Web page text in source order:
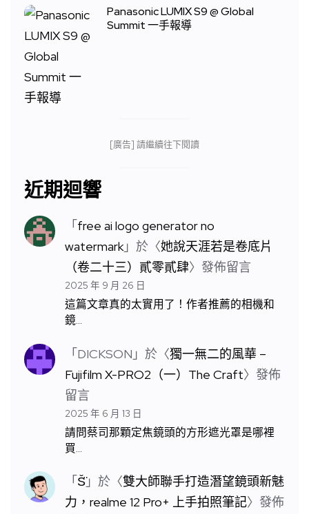
Panasonic LUMIX S9 @ Global
Summit 一手報導
[廣告] 請繼續往下閱讀
近期迴響
「free ai logo generator no
watermark」於〈她說天涯若是卷底片
（卷二十三）貳零貳肆〉發佈留言
2025 年 9 月 26 日
這篇文章真的太實用了！作者推薦的相機和
鏡…
「DICKSON 」於〈獨一無二的風華 –
Fujifilm X-PRO2（一）The Craft〉發佈
留言
2025 年 6 月 13 日
請問蔡司那顆定焦鏡頭的方形遮光罩是哪裡
買…
「S̆̈」於〈雙大師聯手打造潛望鏡頭新魅
力，realme 12 Pro+ 上手拍照筆記〉發佈